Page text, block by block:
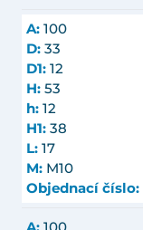
A: 100
D: 33
D1: 12
H: 53
h: 12
H1: 38
L: 17
M: M10
Objednací číslo: